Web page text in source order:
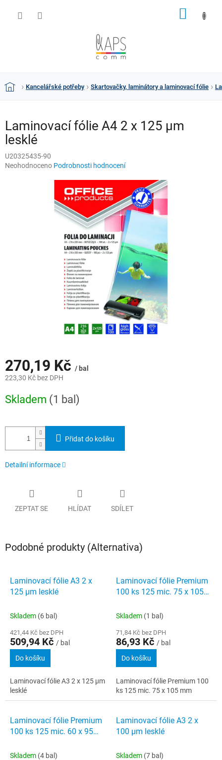
DomůKancelářské potřeby Skartovačky, laminátory a laminovací fólie
Laminovací fólie A4 2 x 125 µm
lesklé
U20325435-90
Průměrné
Neohodnoceno Podrobnosti hodnocení
270,19 Kč / bal
223,30 Kč bez DPH
cena:
Skladem (1 bal)
Přidat do košíku
Detailní informace
ZEPTAT SE HLÍDAT SDÍLET
Podobné produkty (Alternativa)
Laminovací fólie A3 2 x
125 µm lesklé
Skladem (6 bal)
421,44 Kč bez DPH
509,94 Kč / bal
Do košíku
Laminovací fólie A3 2 x 125 µm
lesklé
Laminovací fólie Premium
100 ks 125 mic. 75 x 105
Skladem (1 bal)
71,84 Kč bez DPH
86,93 Kč / bal
Do košíku
Laminovací fólie Premium 100
ks 125 mic. 75 x 105 mm
Laminovací fólie Premium
100 ks 125 mic. 60 x 95
Skladem (4 bal)
Laminovací fólie A3 2 x
100 µm lesklé
Skladem (7 bal)